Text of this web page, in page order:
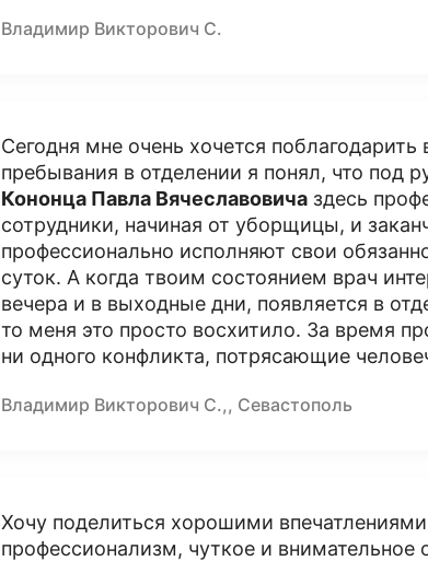
Владимир Викторович С.
Сегодня мне очень хочется
пребывания в отделении я понял, что под
Кононца Павла Вячеславовичаздесь
сотрудники, начиная от уборщицы, и
профессионально исполняют свои
суток. А когда твоим состоянием врач
вечера и в выходные дни, появляется в
то меня это просто восхитило. За время
ни одного конфликта, потрясающие
Владимир Викторович С.,, Севастополь
Хочу поделиться хорошими
профессионализм, чуткое и